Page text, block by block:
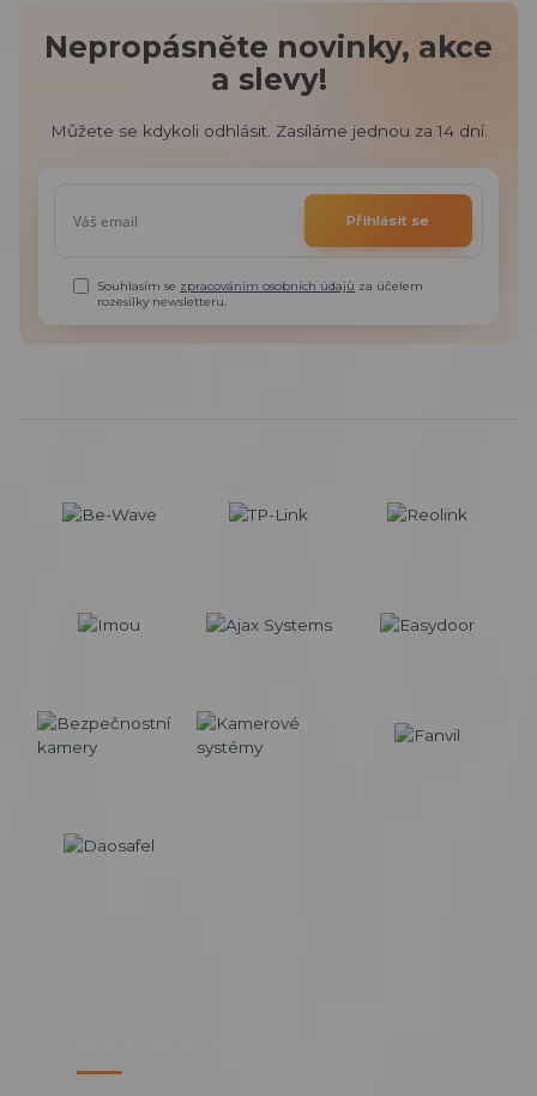
Nepropásněte novinky, akce
a slevy!
Můžete se kdykoli odhlásit. Zasíláme jednou za 14 dní.
Přihlásit se
Souhlasím se zpracováním osobních údajů za účelem
rozesílky newsletteru.